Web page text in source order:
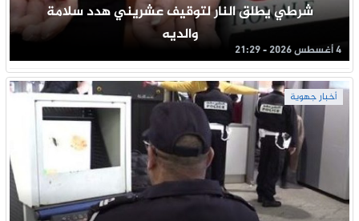
شرطي يطلق النار لتوقيف عشريني هدد سلامة
والديه
4 أغسطس 2026 - 21:29
أخبار جهوية